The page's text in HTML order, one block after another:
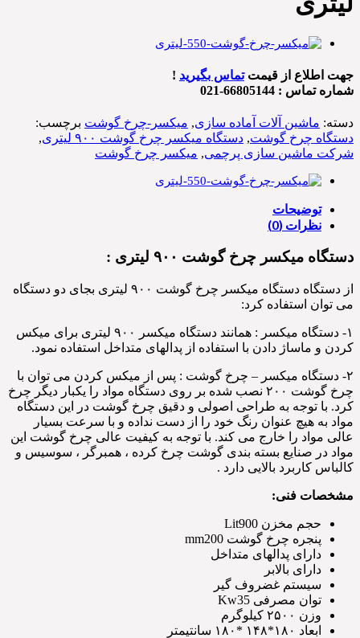
جهت اطلاع از قیمتتماس بگیرید !
شماره تماس : 66805144-021
دسته: ماشین آلات آماده سازی, میکسر-چرخ گوشت برچسب:
دستگاه چرخ گوشت, دستگاه میکسر چرخ گوشت ۹۰۰ لیتری
,
شرکت ماشین سازی پرچمی, میکسر چرخ گوشت
توضیحات
نظرات (0)
دستگاه میکسر چرخ گوشت ۹۰۰ لیتری :
از دستگاه دستگاه میکسر چرخ گوشت ۹۰۰ لیتری بجای دو دستگاه
می توان استفاده کرد:
۱- دستگاه میکسر : همانند دستگاه میکسر ۹۰۰ لیتری برای میکس
کردن و ماساژ دادن با استفاده از پدالهای متداخل استفاده نمود.
۲- دستگاه میکسر – چرخ گوشت : پس از میکس کردن می توان با
چرخ گوشت ۲۰۰ نصب شده بر روی دستگاه مواد را یکبار دیگر چرخ
کرد. با توجه به طراحی اصولی و دقیق چرخ گوشت در این دستگاه
مواد به هیچ عنوان رنگ خود را از دست نداده و با سرعت بسیار
عالی مواد را خارج می کند. با توجه به کیفیت عالی چرخ گوشت این
مواد در صنایع بسته بندی گوشت چرخ کرده ، همبرگر ، سوسیس و
کالباس کاربرد بالایی دارد .
مشخصات فنی:
حجم مخزن Lit900
پنجره چرخ گوشت mm200
دارای پدالهای متداخل
دارای بالابر
سیستم غضروف گیر
توان مصرفی Kw35
وزن ۲۵۰۰ کیلوگرم
ابعاد ۱۸۰*۱۴۸ *۱۸۰ سانتیمتر